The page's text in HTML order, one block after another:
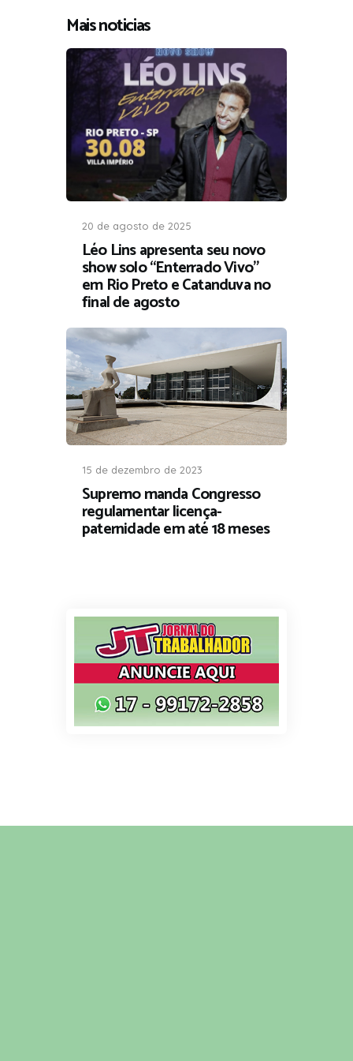
Mais noticias
20 de agosto de 2025
Léo Lins apresenta seu novo
show solo “Enterrado Vivo”
em Rio Preto e Catanduva no
final de agosto
15 de dezembro de 2023
Supremo manda Congresso
regulamentar licença-
paternidade em até 18 meses